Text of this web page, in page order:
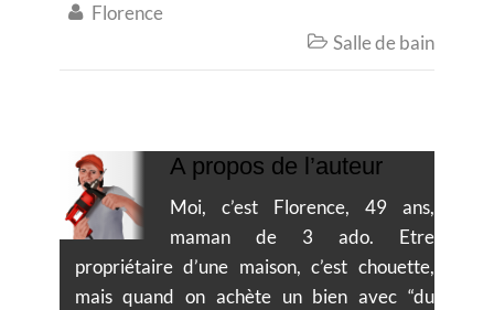
 Florence
 Salle de bain
A propos de l’auteur
Moi, c’est Florence, 49 ans,
maman de 3 ado. Etre
propriétaire d’une maison, c’est chouette,
mais quand on achète un bien avec “du